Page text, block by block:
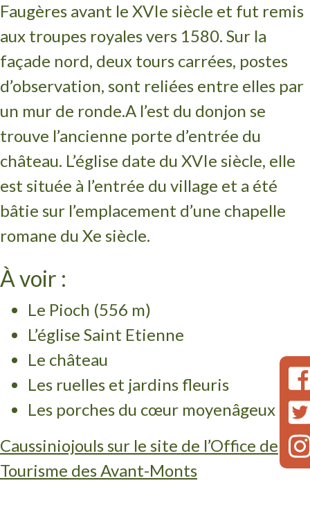
Faugères avant le XVIe siècle et fut remis
aux troupes royales vers 1580. Sur la
façade nord, deux tours carrées, postes
d’observation, sont reliées entre elles par
un mur de ronde.A l’est du donjon se
trouve l’ancienne porte d’entrée du
château. L’église date du XVIe siècle, elle
est située à l’entrée du village et a été
bâtie sur l’emplacement d’une chapelle
romane du Xe siècle.
À voir :
Le Pioch (556 m)
L’église Saint Etienne
Le château
Les ruelles et jardins fleuris
Les porches du cœur moyenâgeux
Caussiniojouls sur le site de l’Office de
Tourisme des Avant-Monts